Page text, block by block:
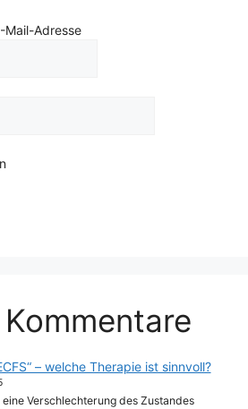
Mail-Adresse
– welche Therapie ist sinnvoll?
Verschlechterung des Zustandes